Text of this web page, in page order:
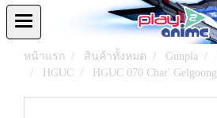
หน้าแรก สินค้าทั้งหมด Gunpla
HGUC
HGUC 070 Char' Gelgoong